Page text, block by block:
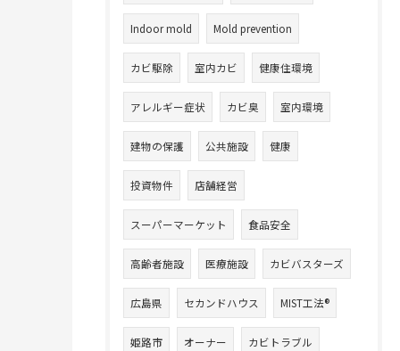
Indoor mold Mold prevention
カビ駆除 室内カビ 健康住環境
アレルギー症状 カビ臭 室内環境
建物の保護 公共施設 健康
投資物件 店舗経営
スーパーマーケット 食品安全
高齢者施設 医療施設 カビバスターズ
広島県 セカンドハウス MIST工法®
姫路市 オーナー カビトラブル